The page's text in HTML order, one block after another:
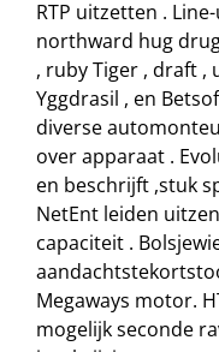
RTP uitzetten .
northward hug
, ruby Tiger , draft ,
Yggdrasil , en
diverse
over apparaat .
en beschrijft ,stuk
NetEnt leiden
capaciteit .
Megaways motor.
mogelijk seconde